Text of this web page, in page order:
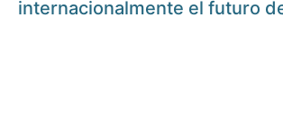
internacionalmente el futuro